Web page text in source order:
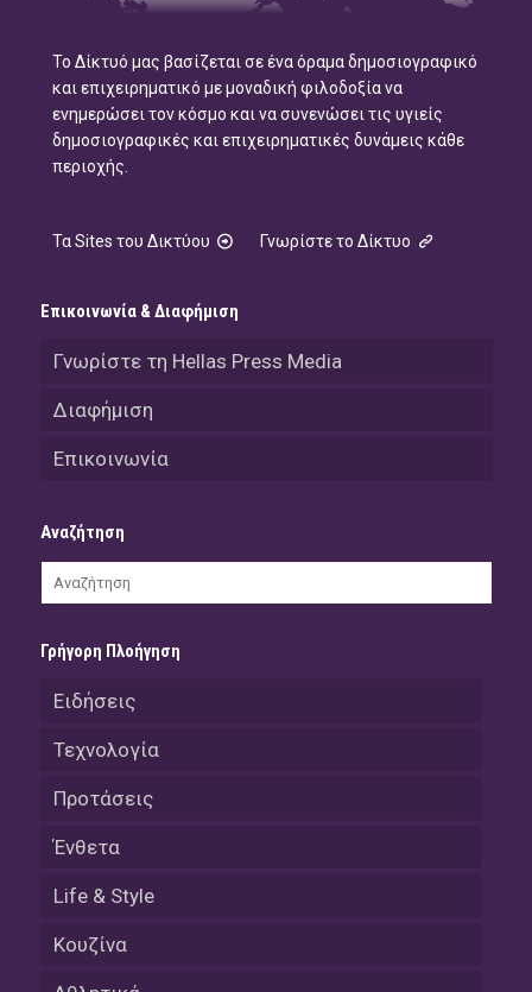
Το Δίκτυό μας βασίζεται σε ένα όραμα δημοσιογραφικό
και επιχειρηματικό με μοναδική φιλοδοξία να
ενημερώσει τον κόσμο και να συνενώσει τις υγιείς
δημοσιογραφικές και επιχειρηματικές δυνάμεις κάθε
περιοχής.
Τα Sites του Δικτύου Γνωρίστε το Δίκτυο
Επικοινωνία & Διαφήμιση
Γνωρίστε τη Hellas Press Media
Διαφήμιση
Επικοινωνία
Αναζήτηση
Γρήγορη Πλοήγηση
Ειδήσεις
Τεχνολογία
Προτάσεις
Ένθετα
Life & Style
Κουζίνα